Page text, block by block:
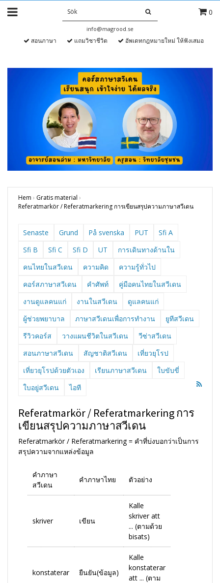
0
info@magrood.se
สอนภาษา แถมวิชาชีวิต อัพเดทกฎหมายใหม่ ให้ฟังเสมอ
Hem › Gratis material ›
Referatmarkör / Referatmarkering การเขียนสรุปความภาษาสวีเดน
Senaste Grund På svenska PUT
Sfi A
Sfi B
Sfi C Sfi D UT
การเดินทางด้านใน
คนไทยในสวีเดน
ความคิด
ความรู้ทั่วไป
คอร์สภาษาสวีเดน
คำศัพท์
คู่มือคนไทยในสวีเดน
งานดูแลคนแก่
งานในสวีเดน
ดูแลคนแก่
ผู้ช่วยพยาบาล
ภาษาสวีเดนเพื่อการทำงาน
ยูทีสวีเดน
รีวิวคอร์ส
วางแผนชีวิตในสวีเดน
วีซ่าสวีเดน
สอนภาษาสวีเดน
สัญชาติสวีเดน
เที่ยวยุโรป
เที่ยวยุโรปด้วยตัวเอง
เรียนภาษาสวีเดน
ใบขับขี่
ใบอยู่สวีเดน
ไอที
Referatmarkör / Referatmarkering การ
เขียนสรุปความภาษาสวีเดน
Referatmarkör / Referatmarkering = คำที่บ่งบอกว่าเป็นการ
สรุปความจากแหล่งข้อมูล
คำภาษา
สวีเดน
คำภาษาไทย ตัวอย่าง
skriver เขียน
Kalle
skriver att
... (ตามด้วย
bisats)
konstaterar ยืนยัน(ข้อมูล)
Kalle
konstaterar
att ... (ตาม